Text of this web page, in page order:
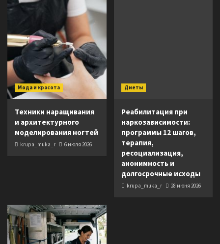
Мода и красота
Техники наращивания
и архитектурного
моделирования ногтей
krupa_muka_r 6 июля 2026
Диеты
Реабилитация при
наркозависимости:
программы 12 шагов,
терапия,
ресоциализация,
анонимность и
долгосрочные исходы
krupa_muka_r 28 июня 2026